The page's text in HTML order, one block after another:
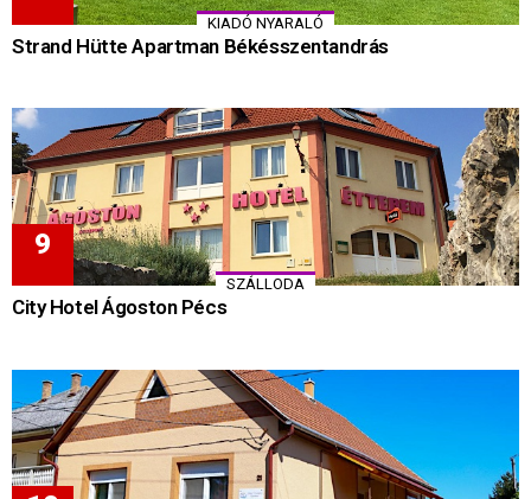
KIADÓ NYARALÓ
Strand Hütte Apartman Békésszentandrás
SZÁLLODA
City Hotel Ágoston Pécs